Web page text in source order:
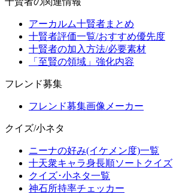
アーカルム十賢者まとめ
十賢者評価一覧/おすすめ優先度
十賢者の加入方法/必要素材
「至賢の領域」強化内容
フレンド募集
フレンド募集画像メーカー
クイズ/小ネタ
ニーナの好み(イケメン度)一覧
十天衆キャラ身長順ソートクイズ
クイズ･小ネタ一覧
神石所持率チェッカー